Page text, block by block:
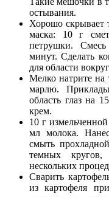
остывания.
Хорошо скрывает
маска: 10 г
петрушки.
минут. Сделать
для области
Мелко натрите на
марлю.
область глаз на
крем.
10 г
мл молока.
смыть
темных
нескольких
Сварить
из картофеля